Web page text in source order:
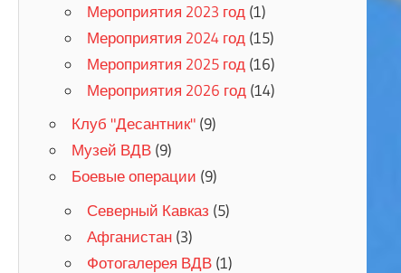
Мероприятия 2023 год (1)
Мероприятия 2024 год (15)
Мероприятия 2025 год (16)
Мероприятия 2026 год (14)
Клуб "Десантник"(9)
Музей ВДВ(9)
Боевые операции (9)
Северный Кавказ (5)
Афганистан(3)
Фотогалерея ВДВ(1)